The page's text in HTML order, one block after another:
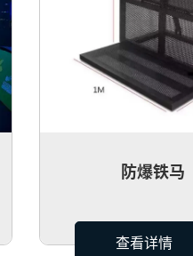
防爆铁马
查看详情